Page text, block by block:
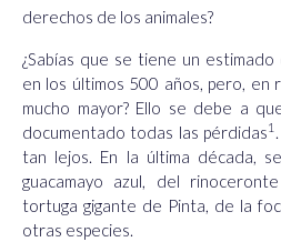
derechos de los animales?
¿Sabías que se tiene un
en los últimos 500 años, pero, en
mucho mayor? Ello se debe a
documentado todas las pérdidas1
tan lejos. En la última década,
guacamayo azul, del
tortuga gigante de Pinta, de la
otras especies.